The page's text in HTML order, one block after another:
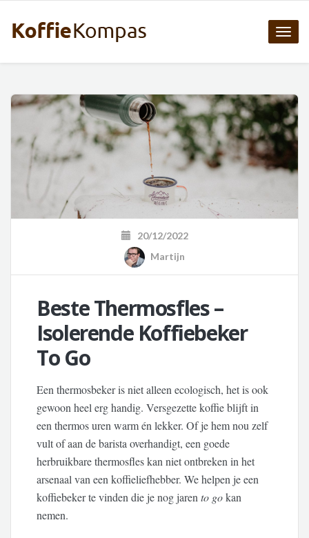
Toggle
20/12/2022
Martijn
Beste Thermosfles –
Isolerende Koffiebeker
To Go
Een thermosbeker is niet alleen ecologisch, het is ook
gewoon heel erg handig. Versgezette koffie blijft in
een thermos uren warm én lekker. Of je hem nou zelf
vult of aan de barista overhandigt, een goede
herbruikbare thermosfles kan niet ontbreken in het
arsenaal van een koffieliefhebber. We helpen je een
koffiebeker te vinden die je nog jarento gokan
nemen.